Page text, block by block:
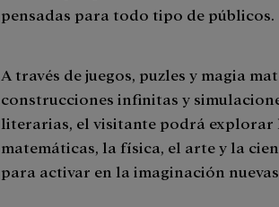
pensadas para todo tipo de públicos.
A través de juegos, puzles y magia
construcciones infinitas y
literarias, el visitante podrá explorar
matemáticas, la física, el arte y la
para activar en la imaginación